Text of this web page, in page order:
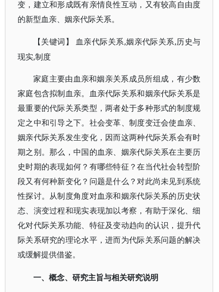
变，建立和形成既有亲情良性互动，又有较高自由度
的新型血亲、姻亲代际关系。
【关键词】 血亲代际关系,姻亲代际关系,历史与
现实,制度
家庭主要由血亲和姻亲关系成员所组成，有少数
家庭包含拟制血亲。血亲代际关系和姻亲代际关系是
最重要的代际关系类型，两者处于多种形式的制度规
定之中和引导之下。社会变革、制度变迁会使血亲、
姻亲代际关系发生变化，因而这两种代际关系会有时
期之别。那么，中国的血亲、姻亲代际关系在主要历
史时期的表现如何？有哪些特征？在当代社会转型阶
段又有何种新变化？问题是什么？对此尚未见到系统
性探讨。从制度角度对血亲和姻亲代际关系的历史状
态、演变过程和现实表现加以考察，有助于深化、细
化对代际关系功能、特征及变动趋向的认识，提升代
际关系研究的理论水平，进而为代际关系问题的解决
或缓解提供借鉴。
一、概念、研究主旨与相关研究说明